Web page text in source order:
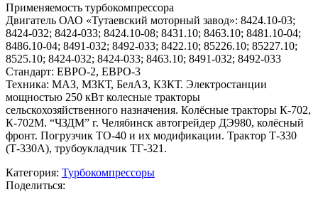
Применяемость турбокомпрессора
Двигатель ОАО «Тутаевский моторный завод»: 8424.10-03;
8424-032; 8424-033; 8424.10-08; 8431.10; 8463.10; 8481.10-04;
8486.10-04; 8491-032; 8492-033; 8422.10; 85226.10; 85227.10;
8525.10; 8424-032; 8424-033; 8463.10; 8491-032; 8492-033
Стандарт: ЕВРО-2, ЕВРО-3
Техника: МАЗ, МЗКТ, БелАЗ, КЗКТ. Электростанции
мощностью 250 кВт колесные тракторы
сельскохозяйственного назначения. Колёсные тракторы К-702,
К-702М. “ЧЗДМ” г. Челябинск автогрейдер ДЭ980, колёсный
фронт. Погрузчик ТО-40 и их модификации. Трактор Т-330
(Т-330А), трубоукладчик ТГ-321.
Категория: Турбокомпрессоры
Поделиться: